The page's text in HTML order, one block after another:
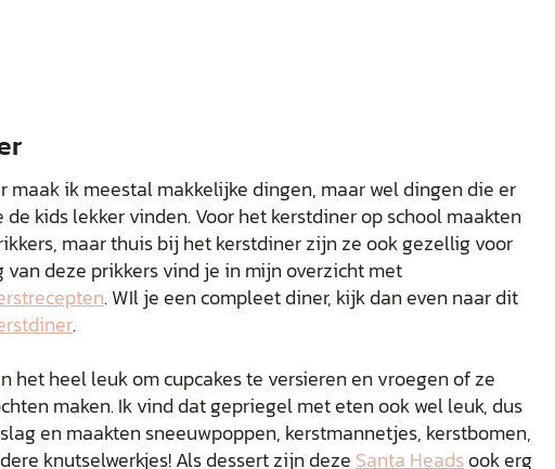
maak ik meestal makkelijke dingen, maar wel dingen die er
kids lekker vinden. Voor het kerstdiner op school maakten
maar thuis bij het kerstdiner zijn ze ook gezellig voor
van deze prikkers vind je in mijn overzicht met
. WIl je een compleet diner, kijk dan even naar dit
.
het heel leuk om cupcakes te versieren en vroegen of ze
maken. Ik vind dat gepriegel met eten ook wel leuk, dus
en maakten sneeuwpoppen, kerstmannetjes, kerstbomen,
knutselwerkjes! Als dessert zijn deze Santa Headsook erg